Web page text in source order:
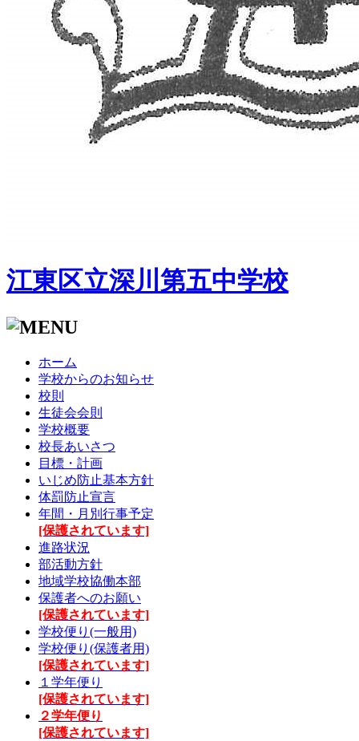
江東区立深川第五中学校
ホーム
学校からのお知らせ
校則
生徒会会則
学校概要
校長あいさつ
目標・計画
いじめ防止基本方針
体罰防止宣言
年間・月別行事予定
[保護されています]
進路状況
部活動方針
地域学校協働本部
保護者へのお願い
[保護されています]
学校便り(一般用)
学校便り(保護者用)
[保護されています]
１学年便り
[保護されています]
２学年便り
[保護されています]